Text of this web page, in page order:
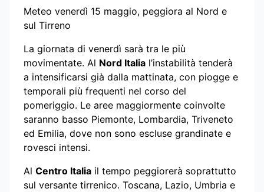
Meteo venerdì 15 maggio, peggiora al Nord e
sul Tirreno
La giornata di venerdì sarà tra le più
movimentate. Al Nord Italia l’instabilità tenderà
a intensificarsi già dalla mattinata, con piogge e
temporali più frequenti nel corso del
pomeriggio. Le aree maggiormente coinvolte
saranno basso Piemonte, Lombardia, Triveneto
ed Emilia, dove non sono escluse grandinate e
rovesci intensi.
Al Centro Italia il tempo peggiorerà soprattutto
sul versante tirrenico. Toscana, Lazio, Umbria e